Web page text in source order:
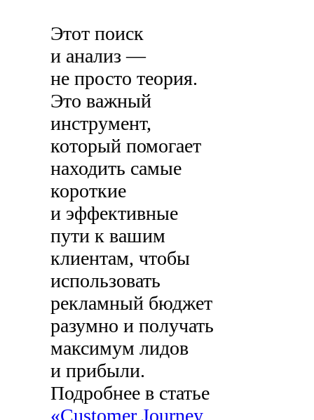
Этот поиск
и анализ —
не просто теория.
Это важный
инструмент,
который помогает
находить самые
короткие
и эффективные
пути к вашим
клиентам, чтобы
использовать
рекламный бюджет
разумно и получать
максимум лидов
и прибыли.
Подробнее в статье
«Customer Journey